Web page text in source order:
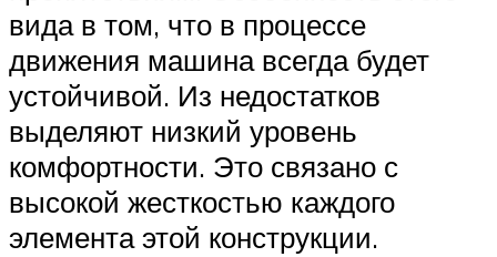
вида в том, что в процессе
движения машина всегда будет
устойчивой. Из недостатков
выделяют низкий уровень
комфортности. Это связано с
высокой жесткостью каждого
элемента этой конструкции.